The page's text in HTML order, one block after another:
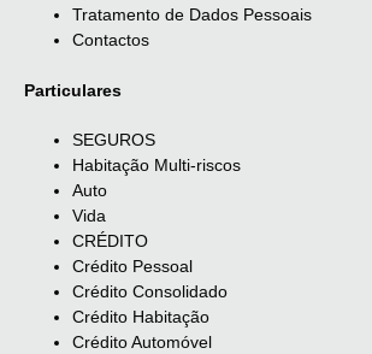
Tratamento de Dados Pessoais
Contactos
Particulares
SEGUROS
Habitação Multi-riscos
Auto
Vida
CRÉDITO
Crédito Pessoal
Crédito Consolidado
Crédito Habitação
Crédito Automóvel